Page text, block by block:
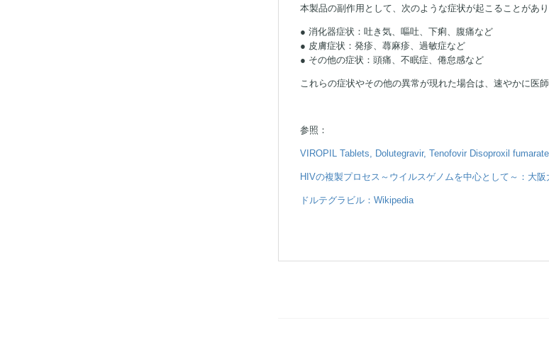
本製品の副作用として、次のような症状が起こることがあり
● 消化器症状：吐き気、嘔吐、下痢、腹痛など
● 皮膚症状：発疹、蕁麻疹、過敏症など
● その他の症状：頭痛、不眠症、倦怠感など
これらの症状やその他の異常が現れた場合は、速やかに医師
参照：
VIROPIL Tablets, Dolutegravir, Tenofovir Disoproxil
HIVの複製プロセス～ウイルスゲノムを中心として～：大
ドルテグラビル：Wikipedia